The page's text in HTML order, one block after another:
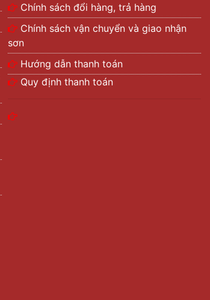
Chính sách đổi hàng, trả hàng
Chính sách vận chuyển và giao nhận
sơn
Hướng dẫn thanh toán
Quy định thanh toán